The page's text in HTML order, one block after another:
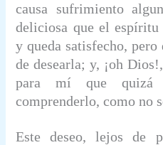
causa sufrimiento
deliciosa que el
y queda satisfecho,
de desearla; y, ¡oh
para mí que
comprenderlo, como no
Este deseo, lejos de